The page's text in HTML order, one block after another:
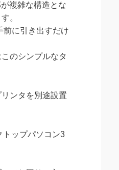
複雑な構造とな
。
前に引き出すだけ
のシンプルなタ
ンタを別途設置
トップパソコン3